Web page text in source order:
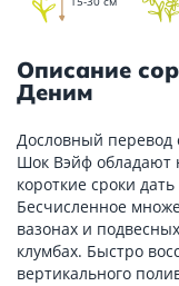
Описание
Деним
Дословный перевод
Шок Вэйф
короткие сроки
Бесчисленное
вазонах и
клумбах. Быстро
вертикального